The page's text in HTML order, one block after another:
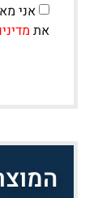
אני
את